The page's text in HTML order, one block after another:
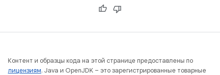
Контент и образцы кода на этой странице предоставлены по
лицензиям. Java и OpenJDK – это зарегистрированные товарные